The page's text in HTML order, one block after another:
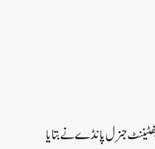
جنرل پانڈے نے بتایا